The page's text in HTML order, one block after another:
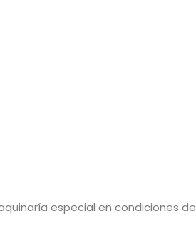
especial en condiciones de